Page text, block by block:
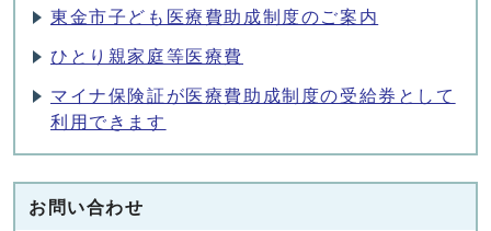
東金市子ども医療費助成制度のご案内
ひとり親家庭等医療費
マイナ保険証が医療費助成制度の受給券として
利用できます
お問い合わせ